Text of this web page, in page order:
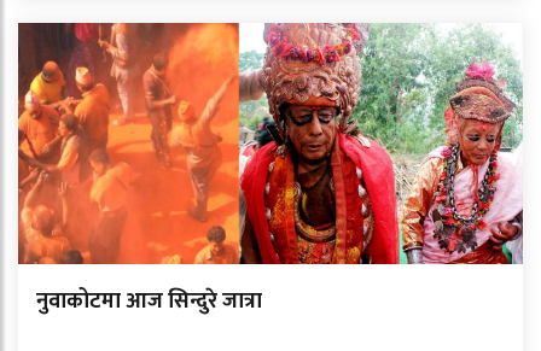
नुवाकोटमा आज सिन्दुरे जात्रा